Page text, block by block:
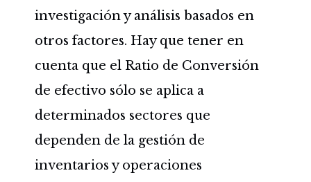
investigación y análisis basados en
otros factores. Hay que tener en
cuenta que el Ratio de Conversión
de efectivo sólo se aplica a
determinados sectores que
dependen de la gestión de
inventarios y operaciones